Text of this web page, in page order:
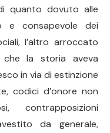
quanto dovuto alle
e consapevole dei
l’altro arroccato
che la storia aveva
in via di estinzione
codici d’onore non
contrapposizioni
da generale,